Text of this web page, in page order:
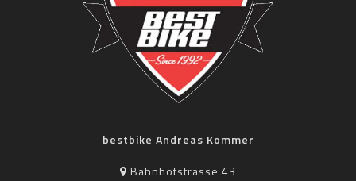
bestbike Andreas Kommer
Bahnhofstrasse 43